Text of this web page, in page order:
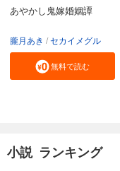
あやかし鬼嫁婚姻譚
朧月あき セカイメグル
無料で読む
小説 ランキング